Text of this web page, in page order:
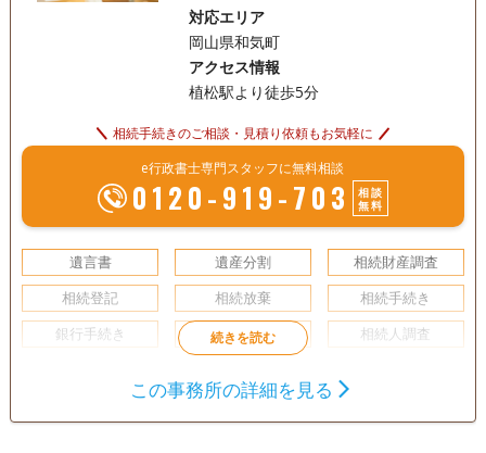
対応エリア
岡山県和気町
アクセス情報
植松駅より徒歩5分
相続手続きのご相談・見積り依頼もお気軽に
e行政書士専門スタッフに無料相談
0120-919-703
相談
無料
遺言書 遺産分割
相続財産調査
相続登記
相続放棄
相続手続き
銀行手続き
戸籍収集 相続人調査
この事務所の詳細を見る